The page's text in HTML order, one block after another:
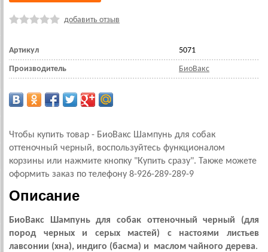
добавить отзыв
Артикул 5071
Производитель БиоВакс
Чтобы купить товар - БиоВакс Шампунь для собак
оттеночный черный, воспользуйтесь функционалом
корзины или нажмите кнопку "Купить сразу". Также можете
оформить заказ по телефону 8-926-289-289-9
Описание
БиоВакс Шампунь для собак оттеночный черный (для
пород черных и серых мастей) с настоями листьев
лавсонии (хна), индиго (басма) и маслом чайного дерева.